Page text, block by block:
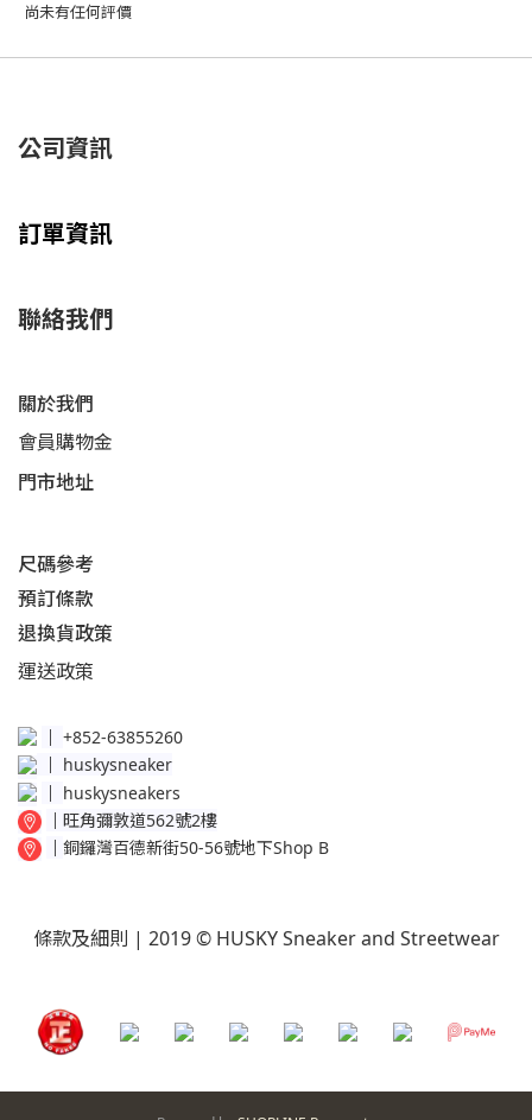
尚未有任何評價
公司資訊
訂單資訊
聯絡我們
關於我們
會員購物金
門市地址
尺碼參考
預訂條款
退換貨政策​
運送政策​
│ +852-63855260
huskysneaker
│ huskysneakers
│ 旺角彌敦道562號2樓
│ 銅鑼灣百德新街50-56號地下Shop B
條款及細則 | 2019 © HUSKY Sneaker and Streetwear